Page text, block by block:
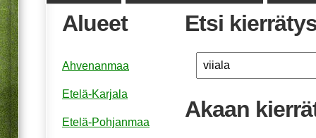
Etsi
Akaan
Alueet
Ahvenanmaa
Etelä-Karjala
Etelä-Pohjanmaa